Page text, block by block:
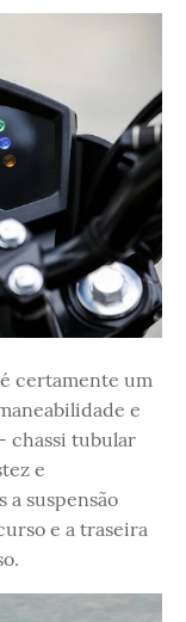
certamente um
e
chassi tubular
e
a suspensão
e a traseira